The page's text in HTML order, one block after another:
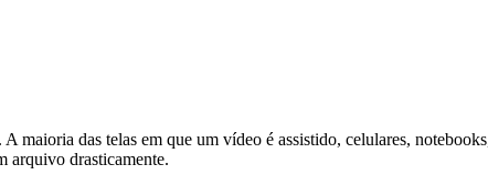
maioria das telas em que um vídeo é assistido, celulares,
arquivo drasticamente.